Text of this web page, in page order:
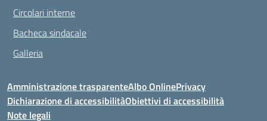
Circolari interne
Bacheca sindacale
Galleria
Amministrazione trasparenteAlbo OnlinePrivacy
Dichiarazione di accessibilitàObiettivi di accessibilità
Note legali